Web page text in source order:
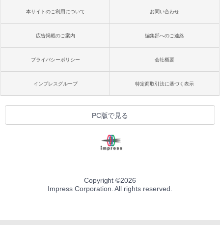
本サイトのご利用について お問い合わせ
広告掲載のご案内 編集部へのご連絡
プライバシーポリシー 会社概要
インプレスグループ 特定商取引法に基づく表示
PC版で見る
Copyright ©2026
Impress Corporation. All rights reserved.